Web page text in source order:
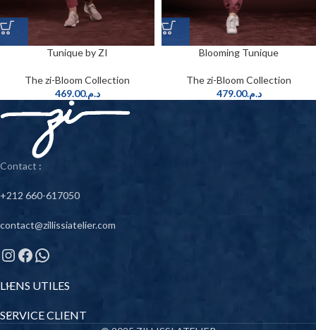
Tunique by ZI
The zi-Bloom Collection
د.م.469.00
Blooming Tunique
The zi-Bloom Collection
د.م.479.00
Contact :
+212 660-617050
contact@zillissiatelier.com
LIENS UTILES
SERVICE CLIENT